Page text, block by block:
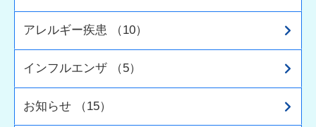
アレルギー疾患 （10）
インフルエンザ （5）
お知らせ （15）